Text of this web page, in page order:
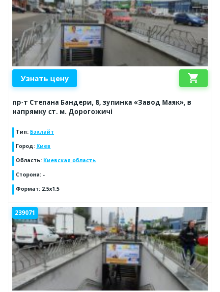
Узнать цену shopping_cart
пр-т Степана Бандери, 8, зупинка «Завод Маяк», в
напрямку ст. м. Дорогожичі
Тип: Бэклайт
Город: Киев
Область: Киевская область
Сторона: -
Формат: 2.5x1.5
239071